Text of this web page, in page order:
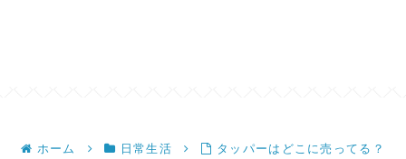
ホーム 日常生活
タッパーはどこに売ってる？